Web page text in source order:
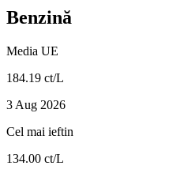
Benzină
Media UE
184.19 ct/L
3 Aug 2026
Cel mai ieftin
134.00 ct/L